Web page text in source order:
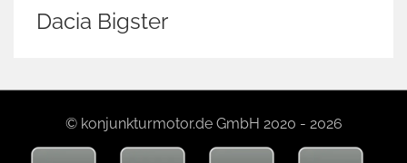
Volvo V60
© konjunkturmotor.de GmbH 2020 - 2026